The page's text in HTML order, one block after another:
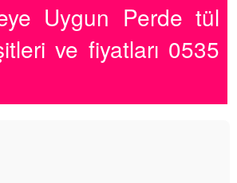
Uygun Perde tül
ve fiyatları 0535